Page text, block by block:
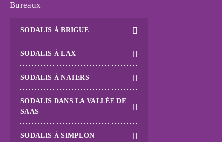
Bureaux
SODALIS À BRIGUE
SODALIS À LAX
SODALIS À NATERS
SODALIS DANS LA VALLÉE DE
SAAS
SODALIS À SIMPLON